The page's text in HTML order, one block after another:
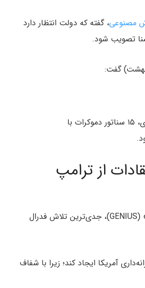
مصنوعی، گفته که دولت انتظار دارد
این اظهارات پس از رأی‌گیری مقدماتی در مجلس سنا مطرح شد؛ در این رأی‌گیری، ۱۵ سناتور دموکرات با
از ترامپ
این لایحه با نام «هدایت و ایجاد نوآوری ملی برای استیبل‌ کوین‌های آمریکایی» (GENIUS)، جدی‌ترین تلاش فدرال
آمریکا ایجاد کند؛ زیرا با شفاف